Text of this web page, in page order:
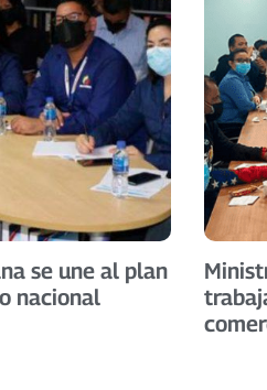
se une al plan
nacional